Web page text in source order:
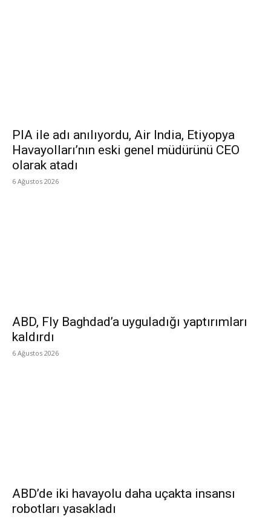
PIA ile adı anılıyordu, Air India, Etiyopya
Havayolları’nın eski genel müdürünü CEO
olarak atadı
6 Ağustos 2026
ABD, Fly Baghdad’a uyguladığı yaptırımları
kaldırdı
6 Ağustos 2026
ABD’de iki havayolu daha uçakta insansı
robotları yasakladı